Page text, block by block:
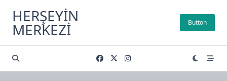
content
HERŞEYIN
MERKEZI Button